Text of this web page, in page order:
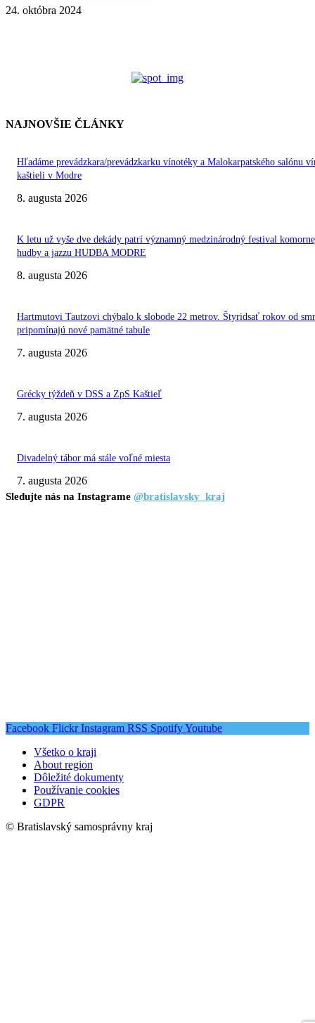
24. októbra 2024
NAJNOVŠIE ČLÁNKY
Hľadáme prevádzkara/prevádzkarku vínotéky a Malokarpatského salónu
kaštieli v Modre
8. augusta 2026
K letu už vyše dve dekády patrí významný medzinárodný festival
hudby a jazzu HUDBA MODRE
8. augusta 2026
Hartmutovi Tautzovi chýbalo k slobode 22 metrov. Štyridsať rokov od
pripomínajú nové pamätné tabule
7. augusta 2026
Grécky týždeň v DSS a ZpS Kaštieľ
7. augusta 2026
Divadelný tábor má stále voľné miesta
7. augusta 2026
Sledujte nás na Instagrame @bratislavsky_kraj
Facebook Flickr Instagram RSS SpotifyYoutube
Všetko o kraji
About region
Dôležité dokumenty
Používanie cookies
GDPR
© Bratislavský samosprávny kraj